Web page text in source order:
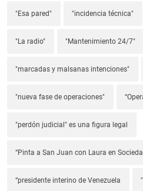
"Esa pared" "incidencia técnica"
"La radio" "Mantenimiento 24/7"
"marcadas y malsanas intenciones"
"nueva fase de operaciones"
"perdón judicial" es una figura legal
“Pinta a San Juan con Laura en
“presidente interino de Venezuela